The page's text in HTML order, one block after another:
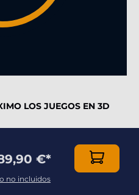
LOS JUEGOS EN 3D
combinada con
Geforce RTX5060Ti
procesador
AMD
(max 5.6Ghz)
€*
no incluidos